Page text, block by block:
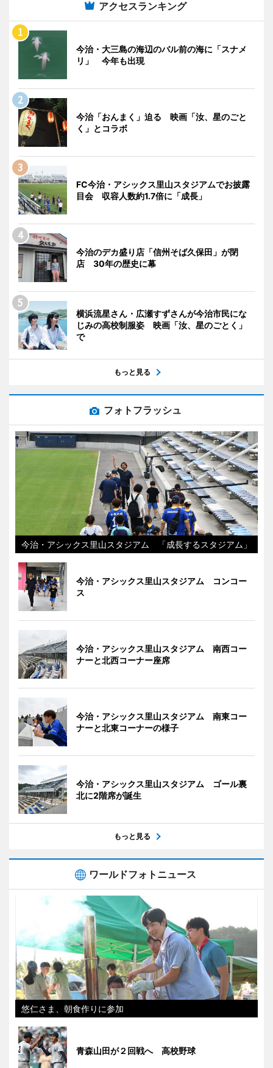
アクセスランキング
今治・大三島の海辺のバル前の海に「スナメ
リ」 今年も出現
今治「おんまく」迫る 映画「汝、星のごと
く」とコラボ
FC今治・アシックス里山スタジアムでお披露
目会 収容人数約1.7倍に「成長」
今治のデカ盛り店「信州そば久保田」が閉
店 30年の歴史に幕
横浜流星さん・広瀬すずさんが今治市民にな
じみの高校制服姿 映画「汝、星のごとく」
で
もっと見る
フォトフラッシュ
今治・アシックス里山スタジアム 「成長するスタジアム」
今治・アシックス里山スタジアム コンコー
ス
今治・アシックス里山スタジアム 南西コー
ナーと北西コーナー座席
今治・アシックス里山スタジアム 南東コー
ナーと北東コーナーの様子
今治・アシックス里山スタジアム ゴール裏
北に2階席が誕生
もっと見る
ワールドフォトニュース
悠仁さま、朝食作りに参加
青森山田が２回戦へ 高校野球